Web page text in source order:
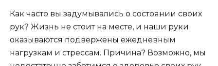
Как часто вы задумывались о состоянии своих
рук? Жизнь не стоит на месте, и наши руки
оказываются подвержены ежедневным
нагрузкам и стрессам. Причина? Возможно, мы